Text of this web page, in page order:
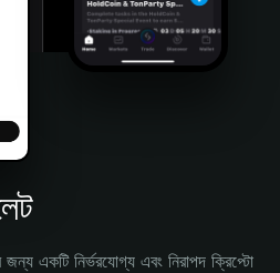
একটি নির্ভরযোগ্য এবং নিরাপদ ক্রিপ্টো